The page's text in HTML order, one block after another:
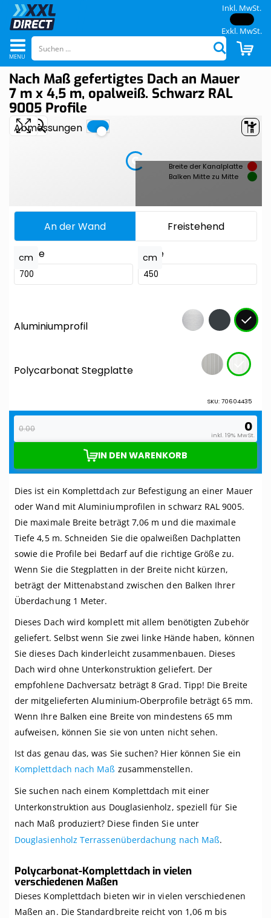
Navigation
umschalten SuchenCART
Inkl. MwSt.
Exkl. MwSt.
Skip
to
the
end
of
the
Skip
to
the
beginning
of
the
Nach Maß gefertigtes Dach an Mauer
7 m x 4,5 m, opalweiß. Schwarz RAL
9005 Profile
Dies ist ein Komplettdach zur Befestigung an einer Mauer
oder Wand mit Aluminiumprofilen in schwarz RAL 9005.
Die maximale Breite beträgt 7,06 m und die maximale
Tiefe 4,5 m. Schneiden Sie die opalweißen Dachplatten
sowie die Profile bei Bedarf auf die richtige Größe zu.
Wenn Sie die Stegplatten in der Breite nicht kürzen,
beträgt der Mittenabstand zwischen den Balken Ihrer
Überdachung 1 Meter.
Dieses Dach wird komplett mit allem benötigten Zubehör
geliefert. Selbst wenn Sie zwei linke Hände haben, können
Sie dieses Dach kinderleicht zusammenbauen. Dieses
Dach wird ohne Unterkonstruktion geliefert. Der
empfohlene Dachversatz beträgt 8 Grad. Tipp! Die Breite
der mitgelieferten Aluminium-Oberprofile beträgt 65 mm.
Wenn Ihre Balken eine Breite von mindestens 65 mm
aufweisen, können Sie sie von unten nicht sehen.
Ist das genau das, was Sie suchen? Hier können Sie ein
Komplettdach nach Maß zusammenstellen.
Sie suchen nach einem Komplettdach mit einer
Unterkonstruktion aus Douglasienholz, speziell für Sie
nach Maß produziert? Diese finden Sie unter
Douglasienholz Terrassenüberdachung nach Maß.
Polycarbonat-Komplettdach in vielen
verschiedenen Maßen
Dieses Komplettdach bieten wir in vielen verschiedenen
Maßen an. Die Standardbreite reicht von 1,06 m bis